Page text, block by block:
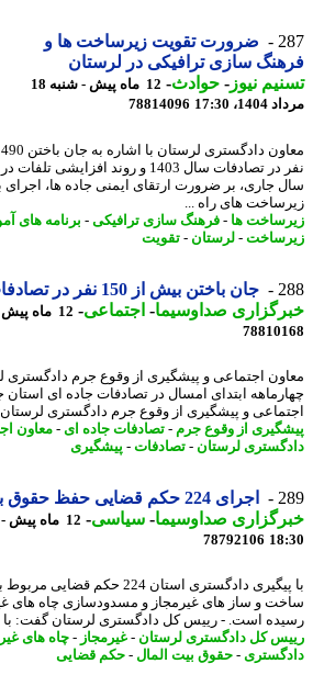
ضرورت تقویت زیرساخت ها و
سازی ترافیکی در لرستان
نیوز-حوادث -
12 ماه پیش - شنبه 18
17:30
78814096
معاون دادگستری لرستان با اشاره به جان باختن 490
نفر در تصادفات سال 1403 و روند افزایشی تلفات در
جاری، بر ضرورت ارتقای ایمنی جاده ها، اجرای
های راه ...
ها- فرهنگ سازی ترافیکی-برنامه های
-لرستان-تقویت
جان باختن بیش از 150 نفر در تصادفات جاده ای لرستان
صداوسیما-اجتماعی-12 ماه پیش - شنبه 18 مرداد 1404، 11:30
ابتدای امسال در تصادفات جاده ای استان جان
و پیشگیری از وقوع جرم دادگستری لرستان ...
از وقوع جرم -تصادفات جاده ای- معاون
لرستان-تصادفات-پیشگیری
اجرای 224 حکم قضایی حفظ حقوق بیت المال در لرستان
صداوسیما-سیاسی-
78792106
با پیگیری دادگستری استان 224 حکم
و ساز های غیرمجاز و مسدودسازی چاه های
است. - رییس کل دادگستری لرستان گفت: با
کل دادگستری لرستان-غیرمجاز-چاه های
- حقوق بیت المال-حکم قضایی